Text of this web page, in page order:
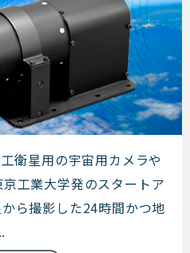
衛星用の宇宙用カメラや
工業大学発のスタートア
ら撮影した24時間かつ地